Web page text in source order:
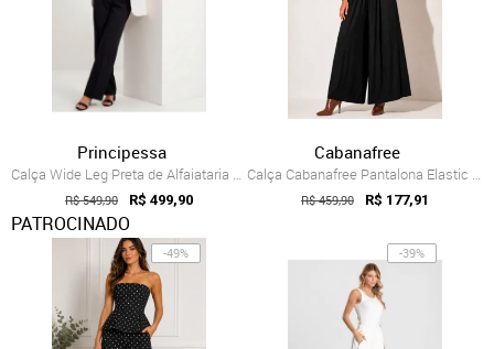
Principessa
Calça Wide Leg Preta de Alfaiataria Timotea
R$ 549,90 R$ 499,90
PATROCINADO
Cabanafree
Calça Cabanafree Pantalona Elastic Embaú Preta
R$ 459,90 R$ 177,91
-49% -39%